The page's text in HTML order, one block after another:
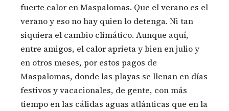
fuerte calor en Maspalomas. Que el verano es el
verano y eso no hay quien lo detenga. Ni tan
siquiera el cambio climático. Aunque aquí,
entre amigos, el calor aprieta y bien en julio y
en otros meses, por estos pagos de
Maspalomas, donde las playas se llenan en días
festivos y vacacionales, de gente, con más
tiempo en las cálidas aguas atlánticas que en la